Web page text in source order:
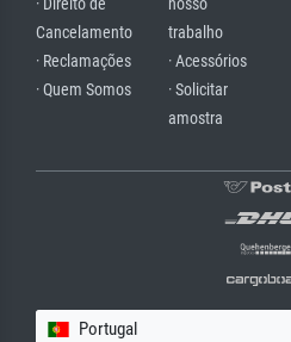
· Direito de
Cancelamento
· Reclamações
· Quem Somos
nosso
trabalho
· Acessórios
· Solicitar
amostra
Portugal